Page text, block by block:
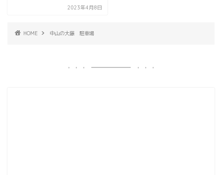
2023年4月8日
HOME 中山の大藤 駐車場